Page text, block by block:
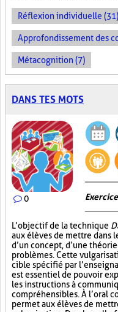
Réflexion individuelle (31)
Approfondissement des
Métacognition (7)
DANS TES MOTS
0
L’objectif de la technique
aux élèves de mettre dans
d’un concept, d’une
problèmes. Cette
cible spécifié par
est essentiel de pouvoir
les instructions à
compréhensibles. À l’oral
permet aux élèves de